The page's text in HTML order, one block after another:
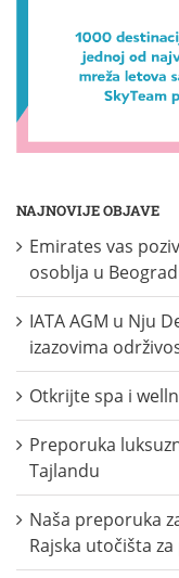
NAJNOVIJE OBJAVE
Emirates vas
osoblja u
IATA AGM u Nju
izazovima
Otkrijte spa i
Preporuka
Tajlandu
Naša preporuka
Rajska utočišta